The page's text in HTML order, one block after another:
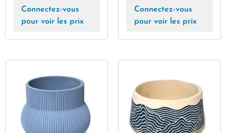
Connectez-vous
pour voir les prix
Connectez-vous
pour voir les prix